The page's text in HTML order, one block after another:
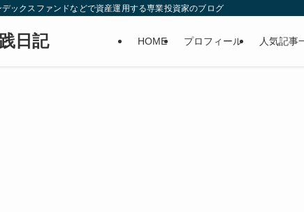
ックスファンドなどで資産運用する専業投資家のブログ
日記 HOME プロフィール 人気記事